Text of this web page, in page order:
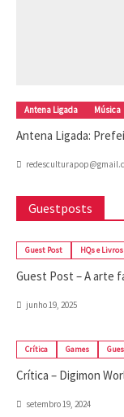
Antena Ligada Música
Antena Ligada:
Guestposts
Guest Post HQs e Livros
Guest Post – A arte
junho 19, 2025
Crítica Games
Crítica – Digimon
setembro 19, 2024